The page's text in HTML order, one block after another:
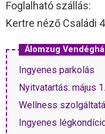
Foglalható szállás:
Kertre néző Családi
Álomzug
Ingyenes parkolás
Nyitvatartás: május
Wellness
Ingyenes